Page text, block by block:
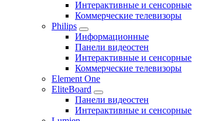
Интерактивные и сенсорные
Коммерческие телевизоры
Philips
Информационные
Панели видеостен
Интерактивные и сенсорные
Коммерческие телевизоры
Element One
EliteBoard
Панели видеостен
Интерактивные и сенсорные